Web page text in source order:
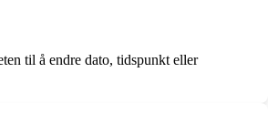
til å endre dato, tidspunkt eller